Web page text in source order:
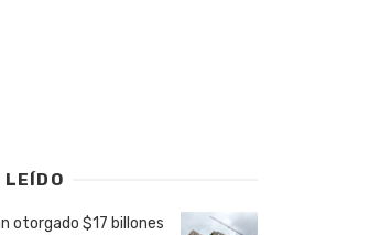
LEÍDO
otorgado $17 billones